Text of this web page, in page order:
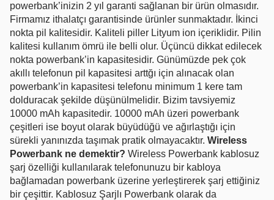
powerbank’inizin 2 yıl garanti sağlanan bir ürün olmasıdır.
Firmamız ithalatçı garantisinde ürünler sunmaktadır. İkinci
nokta pil kalitesidir. Kaliteli piller Lityum ion içeriklidir. Pilin
kalitesi kullanım ömrü ile belli olur. Üçüncü dikkat edilecek
nokta powerbank’in kapasitesidir. Günümüzde pek çok
akıllı telefonun pil kapasitesi arttğı için alınacak olan
powerbank’in kapasitesi telefonu minimum 1 kere tam
dolduracak şekilde düşünülmelidir. Bizim tavsiyemiz
10000 mAh kapasitedir. 10000 mAh üzeri powerbank
çeşitleri ise boyut olarak büyüdüğü ve ağırlaştığı için
sürekli yanınızda taşımak pratik olmayacaktır. Wireless
Powerbank ne demektir? Wireless Powerbank kablosuz
şarj özelliği kullanılarak telefonunuzu bir kabloya
bağlamadan powerbank üzerine yerleştirerek şarj ettiğiniz
bir çeşittir. Kablosuz Şarjlı Powerbank olarak da